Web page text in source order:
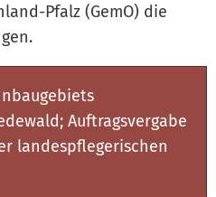
Pfalz (GemO) die
Auftragsvergabe
landespflegerischen